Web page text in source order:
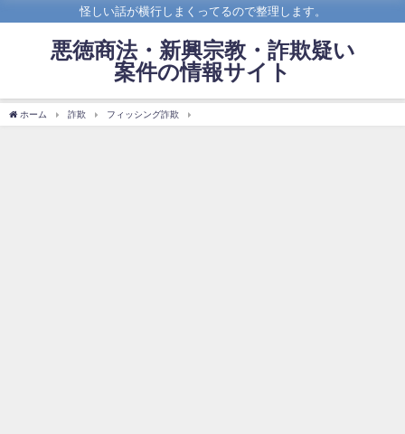
怪しい話が横行しまくってるので整理します。
悪徳商法・新興宗教・詐欺疑い
案件の情報サイト
ホーム 詐欺 フィッシング詐欺